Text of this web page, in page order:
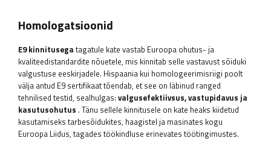
Homologatsioonid
E9 kinnitusegatagatule kate vastab Euroopa ohutus- ja
kvaliteedistandardite nõuetele, mis kinnitab selle vastavust sõiduki
valgustuse eeskirjadele. Hispaania kui homologeerimisriigi poolt
välja antud E9 sertifikaat tõendab, et see on läbinud ranged
tehnilised testid, sealhulgas: valgusefektiivsus, vastupidavus ja
kasutusohutus . Tänu sellele kinnitusele on kate heaks kiidetud
kasutamiseks tarbesõidukites, haagistel ja masinates kogu
Euroopa Liidus, tagades töökindluse erinevates töötingimustes.